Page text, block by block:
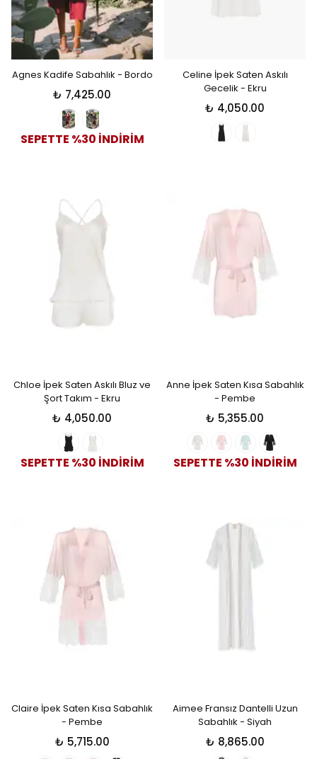
Agnes Kadife Sabahlık - Bordo
₺ 7,425.00
SEPETTE %30 İNDİRİM
Celine İpek Saten Askılı
Gecelik - Ekru
₺ 4,050.00
Chloe İpek Saten Askılı Bluz ve
Şort Takım - Ekru
₺ 4,050.00
SEPETTE %30 İNDİRİM
Anne İpek Saten Kısa Sabahlık
- Pembe
₺ 5,355.00
SEPETTE %30 İNDİRİM
Claire İpek Saten Kısa Sabahlık
- Pembe
₺ 5,715.00
Aimee Fransız Dantelli Uzun
Sabahlık - Siyah
₺ 8,865.00